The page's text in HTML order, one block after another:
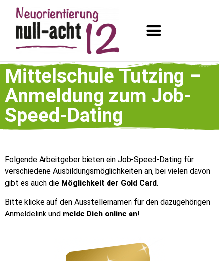
Mittelschule Tutzing –
Anmeldung zum Job-
Speed-Dating
Folgende Arbeitgeber bieten ein Job-Speed-Dating für
verschiedene Ausbildungsmöglichkeiten an, bei vielen davon
gibt es auch die Möglichkeit der Gold Card.
Bitte klicke auf den Ausstellernamen für den dazugehörigen
Anmeldelink und melde Dich online an!